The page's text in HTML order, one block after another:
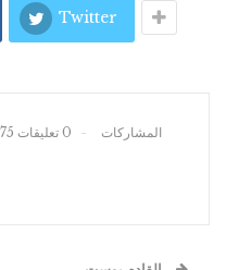
Twitter
875 المشاركات 0 تعليقات